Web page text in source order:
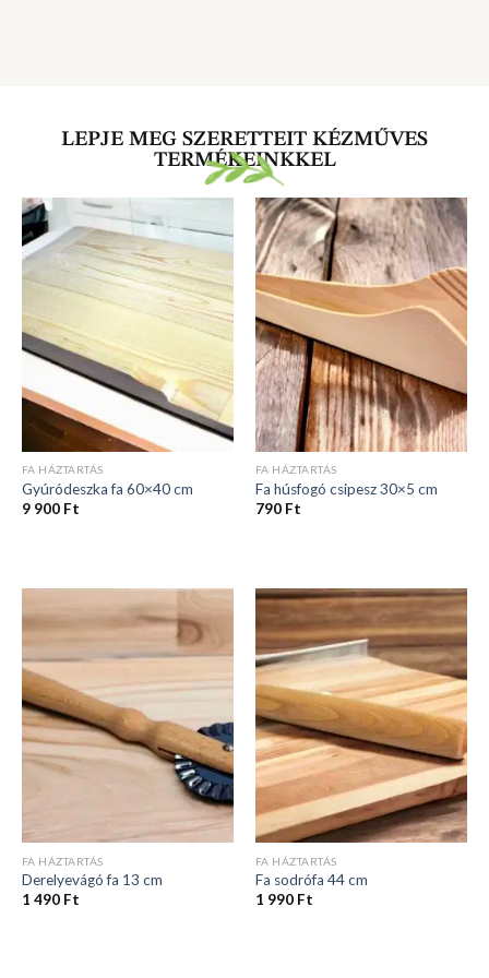
LEPJE MEG SZERETTEIT KÉZMŰVES
TERMÉKEINKKEL
FA HÁZTARTÁS
Gyúródeszka fa 60×40 cm
9 900Ft
FA HÁZTARTÁS
Fa húsfogó csipesz 30×5 cm
790Ft
FA HÁZTARTÁS
Derelyevágó fa 13 cm
1 490Ft
FA HÁZTARTÁS
Fa sodrófa 44 cm
1 990Ft